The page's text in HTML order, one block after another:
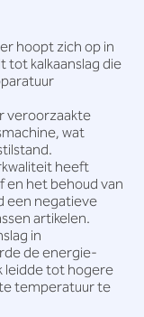
hoopt zich op in
tot kalkaanslag die
veroorzaakte
wat
heeft
en het behoud van
een negatieve
artikelen.
in
de energie-
leidde tot hogere
temperatuur te